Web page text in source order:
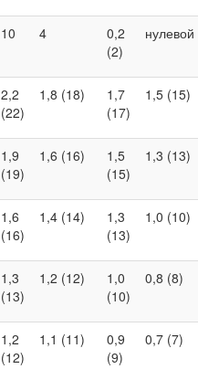
10 4
0,2
(2)
нулевой
2,2
(22)
1,8 (18)
1,7
(17)
1,5 (15)
1,9
(19)
1,6 (16)
1,5
(15)
1,3 (13)
1,6
(16)
1,4 (14)
1,3
(13)
1,0 (10)
1,3
(13)
1,2 (12)
1,0
(10)
0,8 (8)
1,2
(12)
1,1 (11)
0,9
(9)
0,7 (7)